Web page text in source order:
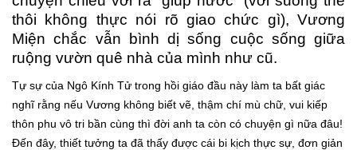
thôi không thực nói rõ giao chức gì), Vương
Miện chắc vẫn bình dị sống cuộc sống giữa
ruộng vườn quê nhà của mình như cũ.
Tự sự của Ngô Kính Tử trong hồi giáo đầu này làm ta bất giác
nghĩ rằng nếu Vương không biết vẽ, thậm chí mù chữ, vui kiếp
thôn phu vô tri bần cùng thì đời anh ta còn có chuyện gì nữa đâu!
Đến đây, thiết tưởng ta đã thấy được cái bi kịch thực sự, đơn giản